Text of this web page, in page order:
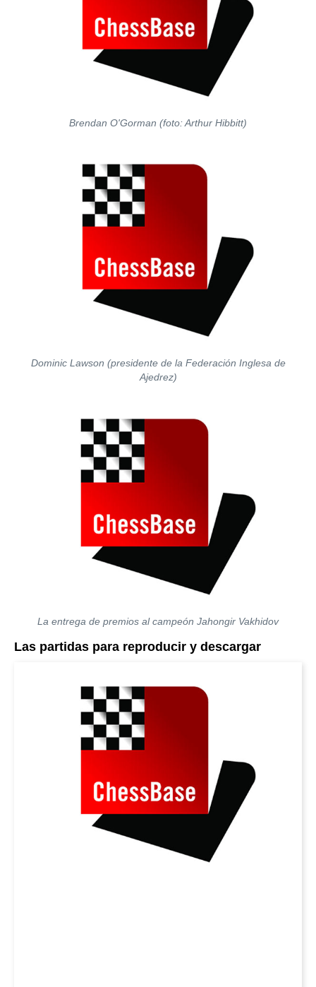
Brendan O'Gorman (foto: Arthur Hibbitt)
Dominic Lawson (presidente de la Federación Inglesa de
Ajedrez)
La entrega de premios al campeón Jahongir Vakhidov
Las partidas para reproducir y descargar